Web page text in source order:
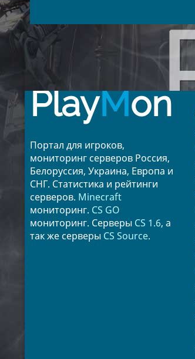
PlayMon
Портал для игроков,
мониторинг серверов Россия,
Белоруссия, Украина, Европа и
СНГ. Статистика и рейтинги
серверов. Minecraft
мониторинг. CS GO
мониторинг. Серверы CS 1.6, а
так же серверы CS Source.